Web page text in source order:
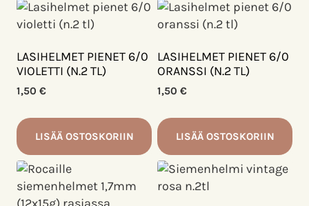
LASIHELMET PIENET 6/0
VIOLETTI (N.2 TL)
1,50 €
LISÄÄ OSTOSKORIIN
LASIHELMET PIENET 6/0
ORANSSI (N.2 TL)
1,50 €
LISÄÄ OSTOSKORIIN